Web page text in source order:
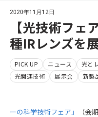
2020年11月12日
【光技術フェ
種IRレンズを
PICK UP ニュース
光と
光関連技術
展示会 新製
ーの科学技術フェア」
（会